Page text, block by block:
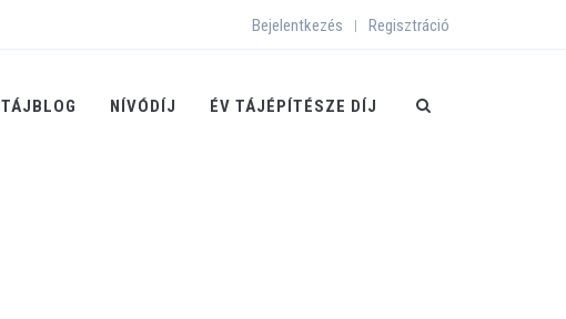
Bejelentkezés | Regisztráció
TÁJBLOG NÍVÓDÍJ ÉV TÁJÉPÍTÉSZE DÍJ